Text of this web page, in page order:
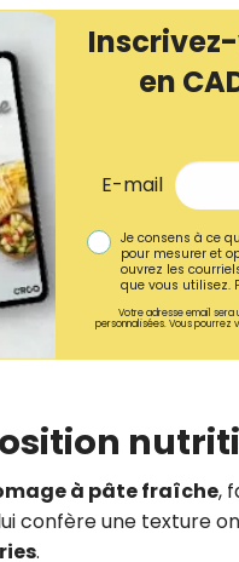
en
E-mail
Je consens à ce
pour mesurer et
ouvrez les
que vous utilisez.
Votre adresse email
personnalisées. Vous pourrez
à pâte fraîche,
confère une texture
.